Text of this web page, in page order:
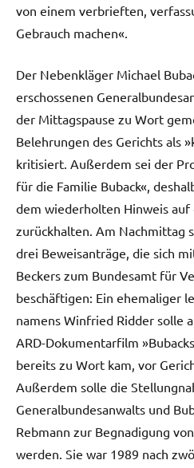
von einem verbrieften,
Gebrauch machen«.
Der Nebenkläger Michael
erschossenen
der Mittagspause zu Wort
Belehrungen des Gerichts als
kritisiert. Außerdem sei der
für die Familie Buback«,
dem wiederholten Hinweis
zurückhalten. Am Nachmittag
drei Beweisanträge, die sich
Beckers zum Bundesamt für
beschäftigen: Ein ehemaliger
namens Winfried Ridder solle
ARD-Dokumentarfilm
bereits zu Wort kam, vor
Außerdem solle die
Generalbundesanwalts und
Rebmann zur Begnadigung
werden. Sie war 1989 nach